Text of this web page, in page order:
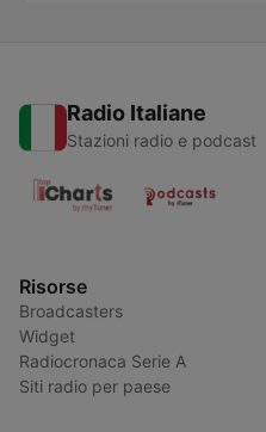
Radio Italiane
Stazioni radio e podcast
Risorse
Broadcasters
Widget
Radiocronaca Serie A
Siti radio per paese